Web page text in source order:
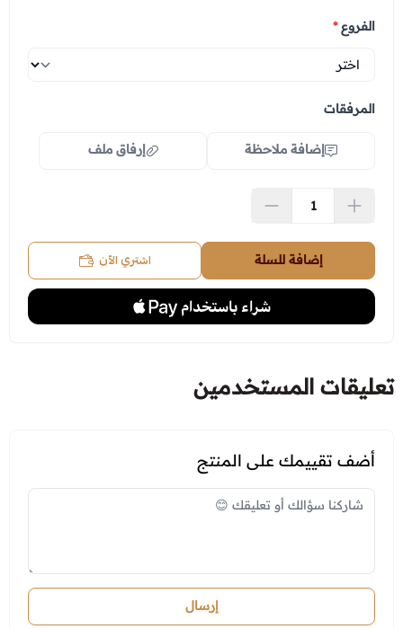
الفروع*
المرفقات
إضافة ملاحظة إرفاق ملف
استعراض
إضافة للسلة اشتري الآن
تعليقات المستخدمين
أضف تقييمك على المنتج
إرسال